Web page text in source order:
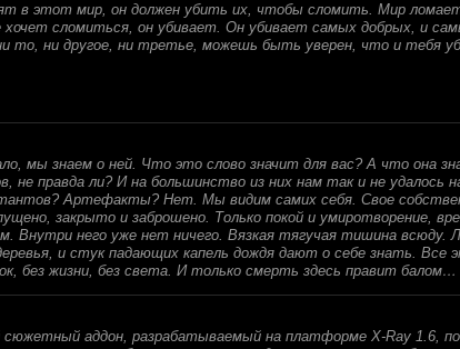
в этот мир, он должен убить их, чтобы сломить. Мир
хочет сломиться, он убивает. Он убивает самых добрых, и
то, ни другое, ни третье, можешь быть уверен, что и тебя
мы знаем о ней. Что это слово значит для вас? А что она
не правда ли? И на большинство из них нам так и не
Артефакты? Нет. Мы видим самих себя. Свое
закрыто и заброшено. Только покой и умиротворение,
Внутри него уже нет ничего. Вязкая тягучая тишина всюду.
и стук падающих капель дождя дают о себе знать.
без жизни, без света. И только смерть здесь правит балом…
аддон, разрабатываемый на платформе X-Ray 1.6,